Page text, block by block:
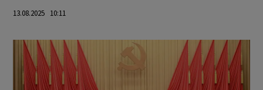
13.08.2025 10:11